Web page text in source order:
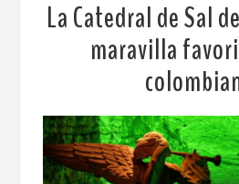
La Catedral de Sal
maravilla